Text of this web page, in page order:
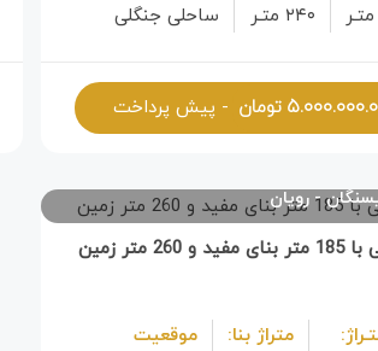
۲۴۰ متـر
ساحلی جنگلی
تومان - پیش پرداخت
رویان
متر زمین
متراژ بنا:
موقعیت